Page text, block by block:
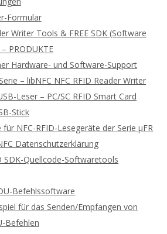
Formular
Writer Tools & FREE SDK (Software
PRODUKTE
Hardware- und Software-Support
– libNFC NFC RFID Reader Writer
Leser – PC/SC RFID Smart Card
Stick
für NFC-RFID-Lesegeräte der Serie μFR
Datenschutzerklärung
SDK-Quellcode-Softwaretools
Befehlssoftware
für das Senden/Empfangen von
Befehlen